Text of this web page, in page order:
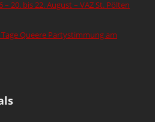
20. bis 22. August – VAZ St. Pölten
Queere Partystimmung am